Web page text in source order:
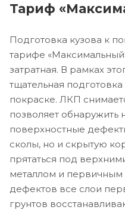
Тариф
Подготовка кузова к
тарифе
затратная. В рамках
тщательная
покраске. ЛКП
позволяет обнаружить
поверхностные
сколы, но и скрытую
прятаться под
металлом и первичным
дефектов все слои
грунтов